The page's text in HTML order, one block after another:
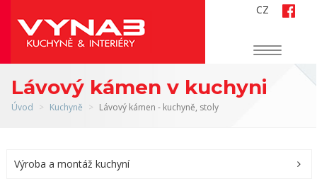
Navigace
CZ
Lávový kámen v kuchyni
Úvod Kuchyně Lávový kámen - kuchyně, stoly
Výroba a montáž kuchyní